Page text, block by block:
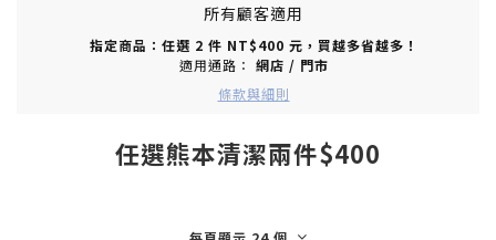
所有顧客適用
指定商品：任選 2 件 NT$400 元，買越多省越多！
適用通路： 網店 / 門市
條款與細則
任選熊本清潔兩件$400